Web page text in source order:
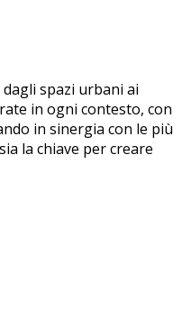
spazi urbani ai
in ogni contesto, con
in sinergia con le più
la chiave per creare